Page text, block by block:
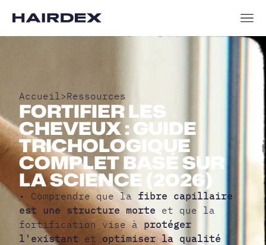
Accueil >Ressources
FORTIFIER LES
CHEVEUX : GUIDE
TRICHOLOGIQUE
COMPLET BASÉ SUR
LA SCIENCE (2026)
• Comprendre que la fibre capillaire
est une structure morte et que la
fortification vise à protéger
l'existant et optimiser la qualité